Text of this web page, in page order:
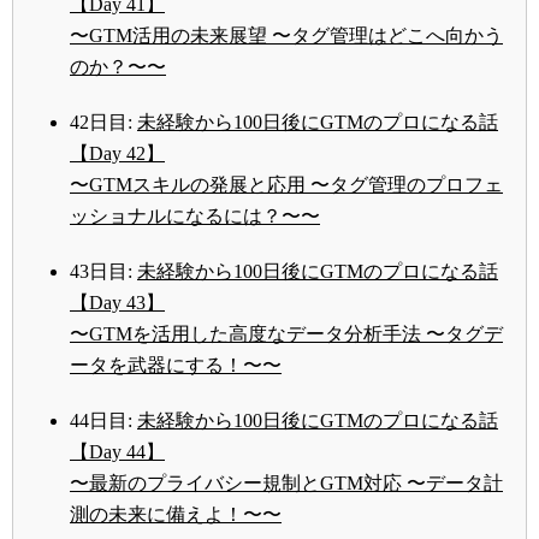
【Day 41】
〜GTM活用の未来展望 〜タグ管理はどこへ向かう
のか？〜〜
42日目: 未経験から100日後にGTMのプロになる話
【Day 42】
〜GTMスキルの発展と応用 〜タグ管理のプロフェ
ッショナルになるには？〜〜
43日目: 未経験から100日後にGTMのプロになる話
【Day 43】
〜GTMを活用した高度なデータ分析手法 〜タグデ
ータを武器にする！〜〜
44日目: 未経験から100日後にGTMのプロになる話
【Day 44】
〜最新のプライバシー規制とGTM対応 〜データ計
測の未来に備えよ！〜〜